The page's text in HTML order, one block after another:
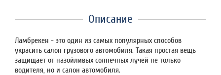
Описание
Ламбрекен - это один из самых популярных способов
украсить салон грузового автомобиля. Такая простая вещь
защищает от назойливых солнечных лучей не только
водителя, но и салон автомобиля.